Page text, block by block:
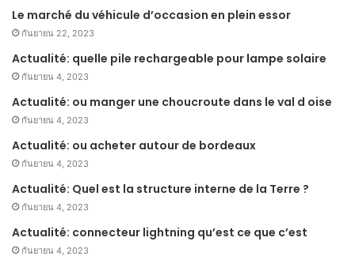
Le marché du véhicule d’occasion en plein essor
กันยายน 22, 2023
Actualité: quelle pile rechargeable pour lampe solaire
กันยายน 4, 2023
Actualité: ou manger une choucroute dans le val d oise
กันยายน 4, 2023
Actualité: ou acheter autour de bordeaux
กันยายน 4, 2023
Actualité: Quel est la structure interne de la Terre ?
กันยายน 4, 2023
Actualité: connecteur lightning qu’est ce que c’est
กันยายน 4, 2023